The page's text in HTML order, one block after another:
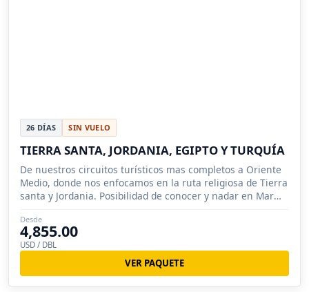
26 DÍAS SIN VUELO
TIERRA SANTA, JORDANIA, EGIPTO Y TURQUÍA
De nuestros circuitos turísticos mas completos a Oriente
Medio, donde nos enfocamos en la ruta religiosa de Tierra
santa y Jordania. Posibilidad de conocer y nadar en Mar
Desde
4,855.00
USD / DBL
VER PAQUETE